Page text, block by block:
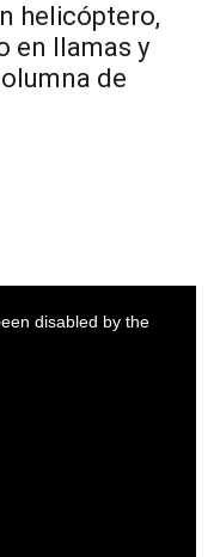
helicóptero,
en llamas y
de
disabled by the